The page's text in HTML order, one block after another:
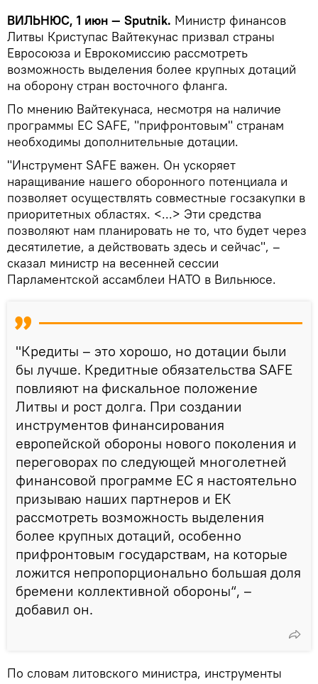
ВИЛЬНЮС, 1 июн — Sputnik. Министр финансов
Литвы Криступас Вайтекунас призвал страны
Евросоюза и Еврокомиссию рассмотреть
возможность выделения более крупных дотаций
на оборону стран восточного фланга.
По мнению Вайтекунаса, несмотря на наличие
программы ЕС SAFE, "прифронтовым" странам
необходимы дополнительные дотации.
"Инструмент SAFE важен. Он ускоряет
наращивание нашего оборонного потенциала и
позволяет осуществлять совместные госзакупки в
приоритетных областях. <...> Эти средства
позволяют нам планировать не то, что будет через
десятилетие, а действовать здесь и сейчас", –
сказал министр на весенней сессии
Парламентской ассамблеи НАТО в Вильнюсе.
"Кредиты – это хорошо, но дотации были
бы лучше. Кредитные обязательства SAFE
повлияют на фискальное положение
Литвы и рост долга. При создании
инструментов финансирования
европейской обороны нового поколения и
переговорах по следующей многолетней
финансовой программе ЕС я настоятельно
призываю наших партнеров и ЕК
рассмотреть возможность выделения
более крупных дотаций, особенно
прифронтовым государствам, на которые
ложится непропорционально большая доля
бремени коллективной обороны“, –
добавил он.
По словам литовского министра, инструменты